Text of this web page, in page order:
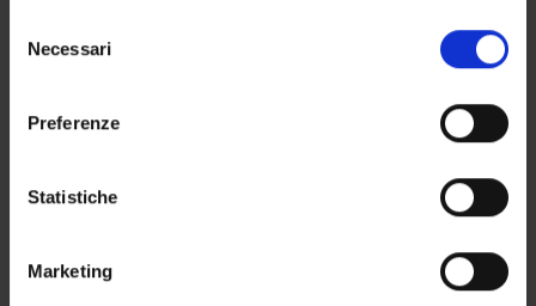
modificare o revocare il proprio consenso in qualsiasi
momento dalla Dichiarazione sui cookie o facendo clic
raccogliere informazioni sulla tua posizione
geografica, con un'approssimazione di qualche
Identificare il tuo dispositivo, scansionandolo
delNecessari
Preferenze
Statistiche
Marketing
DOTTORATI, MASTER E FORMAZIONE SUPERIORE
Contatti
Luoghi